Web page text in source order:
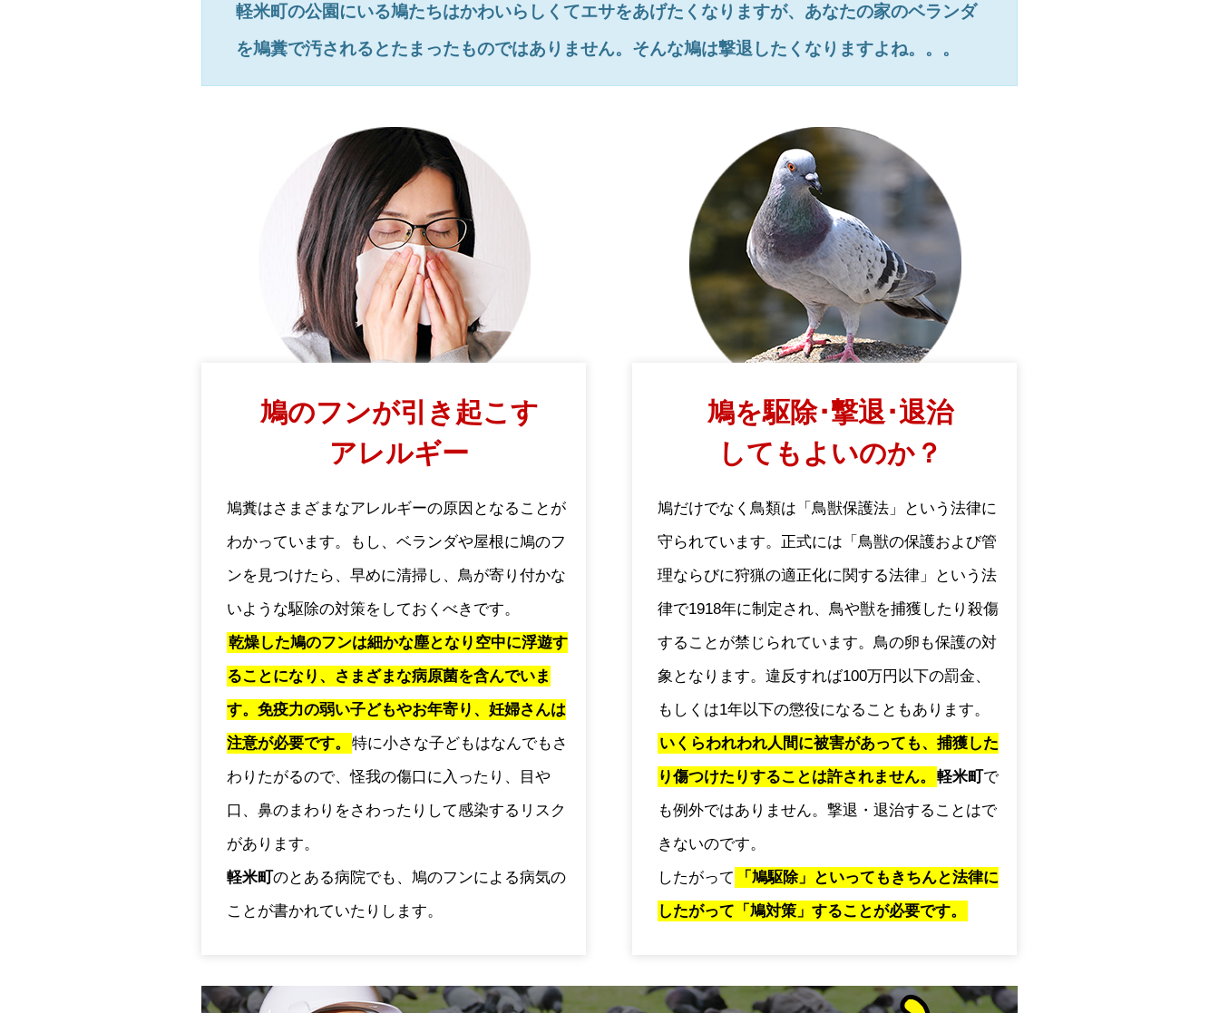
軽米町の公園にいる鳩たちはかわいらしくてエサをあげたくなりますが、あなたの家のベランダ
を鳩糞で汚されるとたまったものではありません。そんな鳩は撃退したくなりますよね。。。
鳩のフンが引き起こす
アレルギー
鳩糞はさまざまなアレルギーの原因となることが
わかっています。もし、ベランダや屋根に鳩のフ
ンを見つけたら、早めに清掃し、鳥が寄り付かな
いような駆除の対策をしておくべきです。
乾燥した鳩のフンは細かな塵となり空中に浮遊す
ることになり、さまざまな病原菌を含んでいま
す。免疫力の弱い子どもやお年寄り、妊婦さんは
注意が必要です。
特に小さな子どもはなんでもさ
わりたがるので、怪我の傷口に入ったり、目や
口、鼻のまわりをさわったりして感染するリスク
があります。
軽米町のとある病院でも、鳩のフンによる病気の
ことが書かれていたりします。
鳩を駆除･撃退･退治
してもよいのか？
鳩だけでなく鳥類は「鳥獣保護法」という法律に
守られています。正式には「鳥獣の保護および管
理ならびに狩猟の適正化に関する法律」という法
律で1918年に制定され、鳥や獣を捕獲したり殺傷
することが禁じられています。鳥の卵も保護の対
象となります。違反すれば100万円以下の罰金、
もしくは1年以下の懲役になることもあります。
いくらわれわれ人間に被害があっても、捕獲した
り傷つけたりすることは許されません。
軽米町で
も例外ではありません。撃退・退治することはで
きないのです。
したがって
「鳩駆除」といってもきちんと法律に
したがって「鳩対策」することが必要です。